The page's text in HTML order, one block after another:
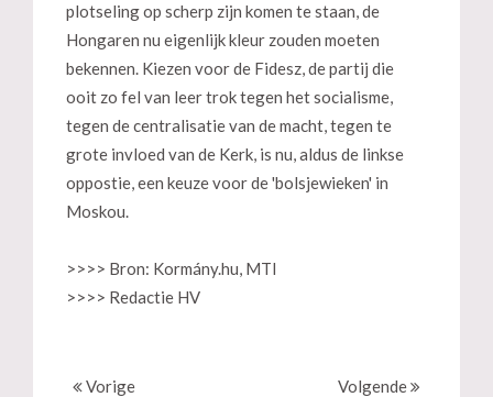
plotseling op scherp zijn komen te staan, de
Hongaren nu eigenlijk kleur zouden moeten
bekennen. Kiezen voor de Fidesz, de partij die
ooit zo fel van leer trok tegen het socialisme,
tegen de centralisatie van de macht, tegen te
grote invloed van de Kerk, is nu, aldus de linkse
oppostie, een keuze voor de 'bolsjewieken' in
Moskou.
>>>> Bron: Kormány.hu, MTI
>>>> Redactie HV
Vorige Volgende